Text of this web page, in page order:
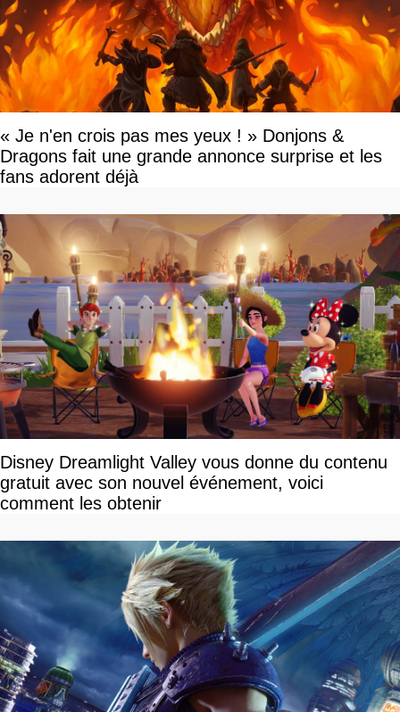
« Je n'en crois pas mes yeux ! » Donjons &
Dragons fait une grande annonce surprise et les
fans adorent déjà
Disney Dreamlight Valley vous donne du contenu
gratuit avec son nouvel événement, voici
comment les obtenir